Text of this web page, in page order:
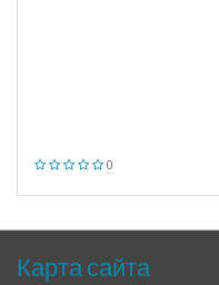
0
Карта сайта